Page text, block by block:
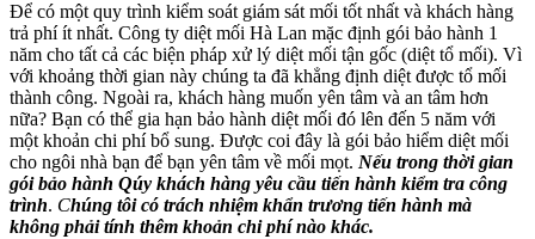
Để có một quy trình kiểm soát giám sát mối tốt nhất và khách hàng
trả phí ít nhất. Công ty diệt mối Hà Lan mặc định gói bảo hành 1
năm cho tất cả các biện pháp xử lý diệt mối tận gốc (diệt tổ mối). Vì
với khoảng thời gian này chúng ta đã khẳng định diệt được tổ mối
thành công. Ngoài ra, khách hàng muốn yên tâm và an tâm hơn
nữa? Bạn có thể gia hạn bảo hành diệt mối đó lên đến 5 năm với
một khoản chi phí bổ sung. Được coi đây là gói bảo hiểm diệt mối
cho ngôi nhà bạn để bạn yên tâm về mối mọt. Nếu trong thời gian
gói bảo hành Qúy khách hàng yêu cầu tiến hành kiểm tra công
trình. Chúng tôi có trách nhiệm khẩn trương tiến hành mà
không phải tính thêm khoản chi phí nào khác.